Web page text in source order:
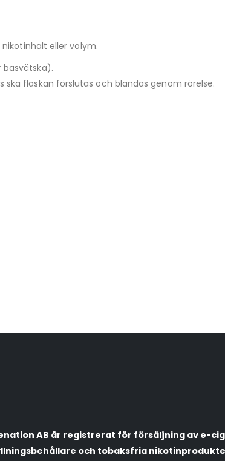
eller volym.
basvätska).
flaskan förslutas och blandas genom rörelse.
AB är registrerat för försäljning av e-
och tobaksfria
Vitsnus